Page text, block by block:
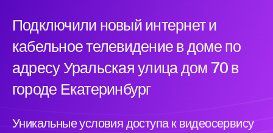
Подключили новый интернет и
кабельное телевидение в доме по
адресу Уральская улица дом 70 в
городе Екатеринбург
Уникальные условия доступа к видеосервису